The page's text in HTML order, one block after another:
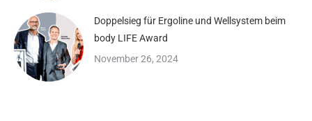
Doppelsieg für Ergoline und Wellsystem beim
body LIFE Award
November 26, 2024